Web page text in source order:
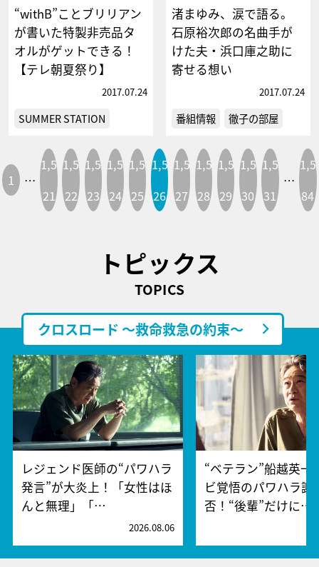
“withB”ことブリリアン
が書いた特製非売品タ
オルがゲットできる！
【テレ朝夏祭り】
2017.07.24
SUMMER STATION
渚まゆみ、涙で語る。
石原裕次郎の名曲手が
けた夫・浜口庫之助に
寄せる想い
2017.07.24
番組情報 徹子の部屋
1 …
1,5
21
1,5
22
1,5
23
1,5
24
1,5
25
1,5
26
1,5
27
1,5
28
1,5
29
1,5
30
1,5
31
…
1,5
84
トピックス
TOPICS
クロスロード ～救命救急の約束～
レジェンド医師の“パワハラ
発言”が大炎上！「女性はほ
んと無理」「…
2026.08.06
“ベテラン”船越英一
ビ覚悟のパワハラ謝
否！“後輩”だけに…